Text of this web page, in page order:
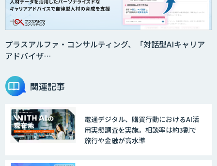
AI Canvas
プラスアルファ・コンサルティング、「対話型AIキャリア
アドバイザ…
関連記事
電通デジタル、購買行動におけるAI活
用実態調査を実施。相談率は約3割で
旅行や金融が高水準